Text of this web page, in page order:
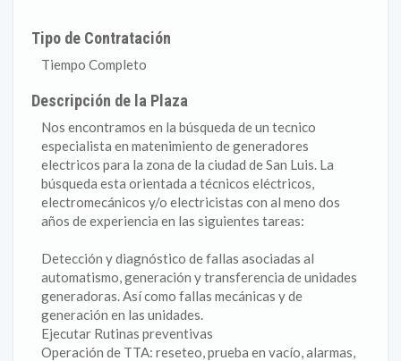
Tipo de Contratación
Tiempo Completo
Descripción de la Plaza
Nos encontramos en la búsqueda de un tecnico
especialista en matenimiento de generadores
electricos para la zona de la ciudad de San Luis. La
búsqueda esta orientada a técnicos eléctricos,
electromecánicos y/o electricistas con al meno dos
años de experiencia en las siguientes tareas:
Detección y diagnóstico de fallas asociadas al
automatismo, generación y transferencia de unidades
generadoras. Así como fallas mecánicas y de
generación en las unidades.
Ejecutar Rutinas preventivas
Operación de TTA: reseteo, prueba en vacío, alarmas,